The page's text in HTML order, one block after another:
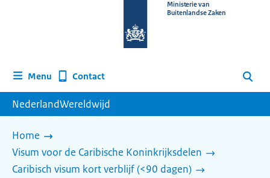
homepage
Ministerie van
Buitenlandse Zaken
Menu Contact Zoeken
NederlandWereldwijd
Home
Visum voor de Caribische Koninkrijksdelen
Caribisch visum kort verblijf (<90 dagen)